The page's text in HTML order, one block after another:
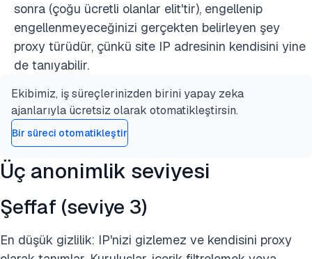
sonra (çoğu ücretli olanlar elit'tir), engellenip
engellenmeyeceğinizi gerçekten belirleyen şey
proxy türüdür, çünkü site IP adresinin kendisini yine
de tanıyabilir.
Ekibimiz, iş süreçlerinizden birini yapay zeka
ajanlarıyla ücretsiz olarak otomatikleştirsin.
Bir süreci otomatikleştir
Üç anonimlik seviyesi
Şeffaf (seviye 3)
En düşük gizlilik: IP'nizi gizlemez ve kendisini proxy